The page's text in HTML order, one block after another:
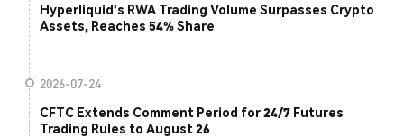
Hyperliquid's RWA Trading Volume Surpasses Crypto
Assets, Reaches 54% Share
2026-07-24
CFTC Extends Comment Period for 24/7 Futures
Trading Rules to August 26